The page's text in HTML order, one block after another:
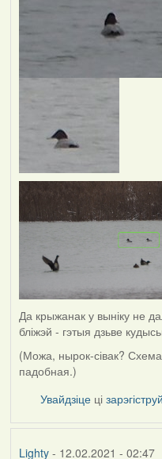
Да крыжанак у выніку не
бліжэй - гэтыя дзьве
(Можа, нырок-сівак?
падобная.)
Увайдзіце ці
Lighty- 12.02.2021 - 02:47